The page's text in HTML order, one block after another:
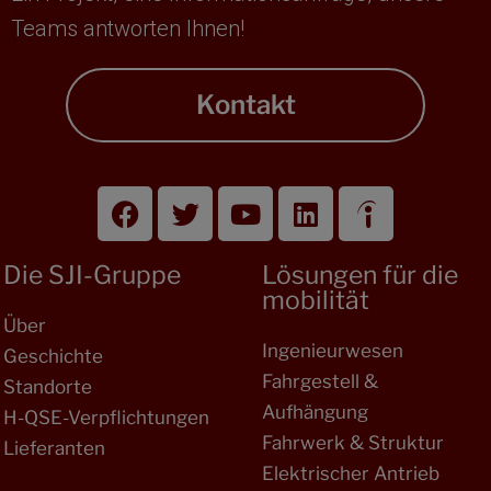
Teams antworten Ihnen!
Kontakt
Die SJI-Gruppe
Über
Geschichte
Standorte
H-QSE-Verpflichtungen
Lieferanten
Lösungen für die
mobilität
Ingenieurwesen
Fahrgestell &
Aufhängung
Fahrwerk & Struktur
Elektrischer Antrieb